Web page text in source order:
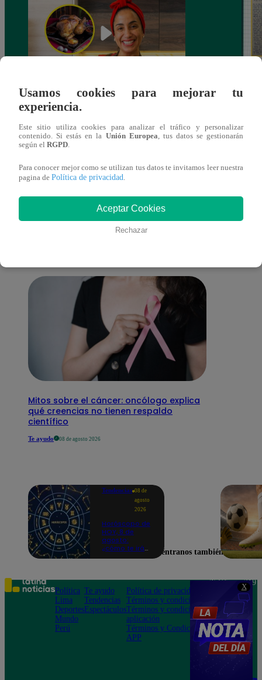
X
¿Por qué Nelly Rossinelli se volvió viral
antes de Navidad?
También te puede
interesar
Mitos sobre el cáncer: oncólogo explica
qué creencias no tienen respaldo
científico
Te ayudo 08 de agosto 2026
Tendencias 08 de
agosto
2026
Horóscopo de
HOY, 8 de
agosto:
¿cómo te irá
Usamos cookies para mejorar tu
experiencia.
Este sitio utiliza cookies para analizar el tráfico y personalizar
contenido. Si estás en la Unión Europea , tus datos se gestionarán
según el RGPD
Para conocer mejor como se utilizan tus datos te invitamos leer nuestra
pagina de Política de privacidad
Aceptar Cookies
Rechazar
Encuéntranos también en
Política
Lima
Deportes
Mundo
Perú
Te ayudo
Tendencias
Espectáculos
Política de privacidad
Términos y condiciones
Términos y condiciones
aplicación
Términos y Condiciones
APP
Teléfono: 219
Av. San
Felipe 968
Jesús María